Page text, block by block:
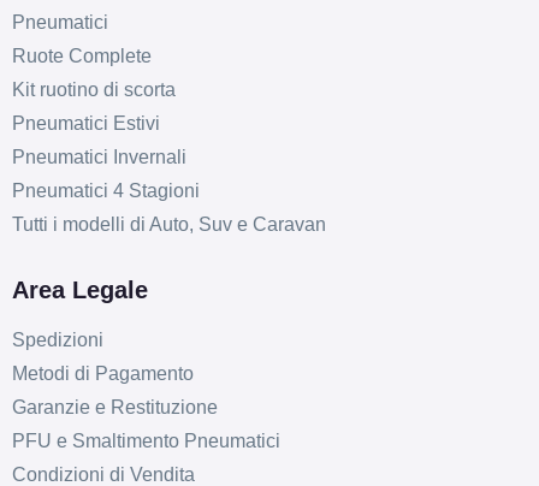
Pneumatici
Ruote Complete
Kit ruotino di scorta
Pneumatici Estivi
Pneumatici Invernali
Pneumatici 4 Stagioni
Tutti i modelli di Auto, Suv e Caravan
Area Legale
Spedizioni
Metodi di Pagamento
Garanzie e Restituzione
PFU e Smaltimento Pneumatici
Condizioni di Vendita